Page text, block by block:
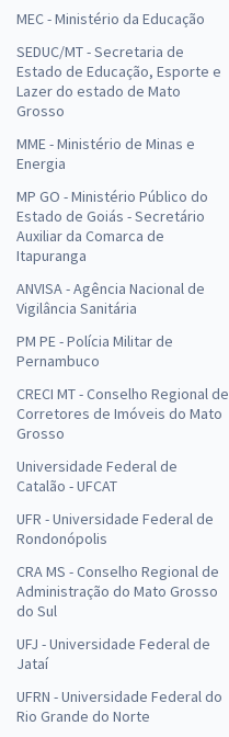
MEC - Ministério da Educação
SEDUC/MT - Secretaria de
Estado de Educação, Esporte e
Lazer do estado de Mato
Grosso
MME - Ministério de Minas e
Energia
MP GO - Ministério Público do
Estado de Goiás - Secretário
Auxiliar da Comarca de
Itapuranga
ANVISA - Agência Nacional de
Vigilância Sanitária
PM PE - Polícia Militar de
Pernambuco
CRECI MT - Conselho Regional de
Corretores de Imóveis do Mato
Grosso
Universidade Federal de
Catalão - UFCAT
UFR - Universidade Federal de
Rondonópolis
CRA MS - Conselho Regional de
Administração do Mato Grosso
do Sul
UFJ - Universidade Federal de
Jataí
UFRN - Universidade Federal do
Rio Grande do Norte